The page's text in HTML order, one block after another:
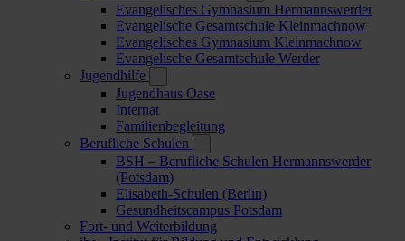
Evangelisches Gymnasium Hermannswerder
Evangelische Gesamtschule Kleinmachnow
Evangelisches Gymnasium Kleinmachnow
Evangelische Gesamtschule Werder
Jugendhilfe
Jugendhaus Oase
Internat
Familienbegleitung
Berufliche Schulen
BSH – Berufliche Schulen Hermannswerder
(Potsdam)
Elisabeth-Schulen (Berlin)
Gesundheitscampus Potsdam
Fort- und Weiterbildung